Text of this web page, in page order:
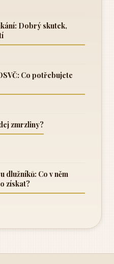
Dobrý skutek,
Co potřebujete
zmrzliny?
dlužníků: Co v něm
získat?